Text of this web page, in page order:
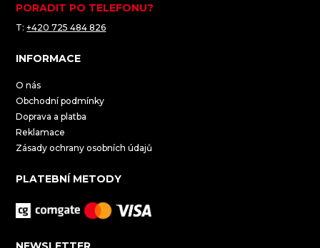
PORADIT PO TELEFONU?
T:+420 725 484 826
INFORMACE
O nás
Obchodní podmínky
Doprava a platba
Reklamace
Zásady ochrany osobních údajů
PLATEBNÍ METODY